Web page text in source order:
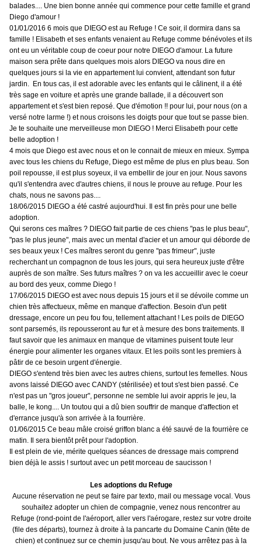
balades.... Une bien bonne année qui commence pour cette famille et grand
Diego d'amour !
01/01/2016 6 mois que DIEGO est au Refuge ! Ce soir, il dormira dans sa
famille ! Elisabeth et ses enfants venaient au Refuge comme bénévoles et ils
ont eu un véritable coup de coeur pour notre DIEGO d'amour. La future
maison sera prête dans quelques mois alors DIEGO va nous dire en
quelques jours si la vie en appartement lui convient, attendant son futur
jardin. En tous cas, il est adorable avec les enfants qui le câlinent, il a été
très sage en voiture et après une grande ballade, il a découvert son
appartement et s'est bien reposé. Que d'émotion !! pour lui, pour nous (on a
versé notre larme !) et nous croisons les doigts pour que tout se passe bien.
Je te souhaite une merveilleuse mon DIEGO ! Merci Elisabeth pour cette
belle adoption !
4 mois que Diego est avec nous et on le connait de mieux en mieux. Sympa
avec tous les chiens du Refuge, Diego est même de plus en plus beau. Son
poil repousse, il est plus soyeux, il va embellir de jour en jour. Nous savons
qu'il s'entendra avec d'autres chiens, il nous le prouve au refuge. Pour les
chats, nous ne savons pas....
18/06/2015 DIEGO a été castré aujourd'hui. Il est fin près pour une belle
adoption.
Qui serons ces maîtres ? DIEGO fait partie de ces chiens "pas le plus beau",
"pas le plus jeune", mais avec un mental d'acier et un amour qui déborde de
ses beaux yeux ! Ces maîtres seront du genre "pas frimeur", juste
recherchant un compagnon de tous les jours, qui sera heureux juste d'être
auprès de son maître. Ses futurs maîtres ? on va les accueillir avec le coeur
au bord des yeux, comme Diego !
17/06/2015 DIEGO est avec nous depuis 15 jours et il se dévoile comme un
chien très affectueux, même en manque d'affection. Besoin d'un petit
dressage, encore un peu fou fou, tellement attachant ! Les poils de DIEGO
sont parsemés, ils repousseront au fur et à mesure des bons traitements. Il
faut savoir que les animaux en manque de vitamines puisent toute leur
énergie pour alimenter les organes vitaux. Et les poils sont les premiers à
pâtir de ce besoin urgent d'énergie.
DIEGO s'entend très bien avec les autres chiens, surtout les femelles. Nous
avons laissé DIEGO avec CANDY (stérilisée) et tout s'est bien passé. Ce
n'est pas un "gros joueur", personne ne semble lui avoir appris le jeu, la
balle, le kong.... Un toutou qui a dû bien souffrir de manque d'affection et
d'errance jusqu'à son arrivée à la fourrière.
01/06/2015 Ce beau mâle croisé griffon blanc a été sauvé de la fourrière ce
matin. Il sera bientôt prêt pour l'adoption.
Il est plein de vie, mérite quelques séances de dressage mais comprend
bien déjà le assis ! surtout avec un petit morceau de saucisson !
Les adoptions du Refuge
Aucune réservation ne peut se faire par texto, mail ou message vocal. Vous
souhaitez adopter un chien de compagnie, venez nous rencontrer au
Refuge (rond-point de l'aéroport, aller vers l'aérogare, restez sur votre droite
(file des départs), tournez à droite à la pancarte du Domaine Canin (tête de
chien) et continuez sur ce chemin jusqu'au bout. Ne vous arrêtez pas à la